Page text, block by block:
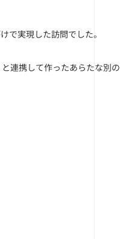
で実現した訪問でした。
連携して作ったあらたな別